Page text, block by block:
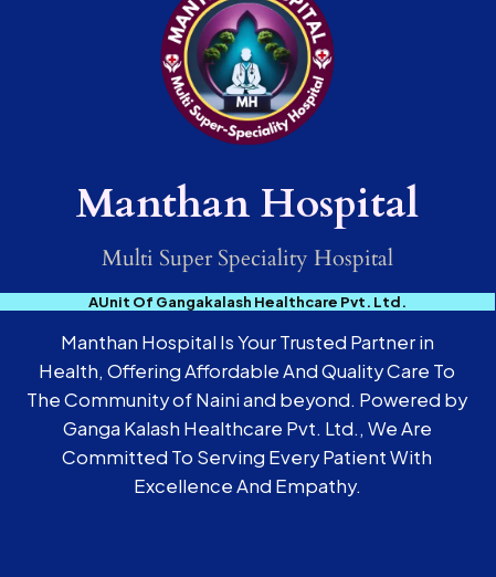
Manthan Hospital
Multi Super Speciality Hospital
AUnit Of Gangakalash Healthcare Pvt. Ltd.
Manthan Hospital Is Your Trusted Partner in
Health, Offering Affordable And Quality Care To
The Community of Naini and beyond. Powered by
Ganga Kalash Healthcare Pvt. Ltd., We Are
Committed To Serving Every Patient With
Excellence And Empathy.